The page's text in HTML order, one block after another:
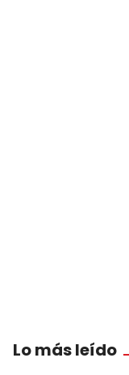
Lo más leído